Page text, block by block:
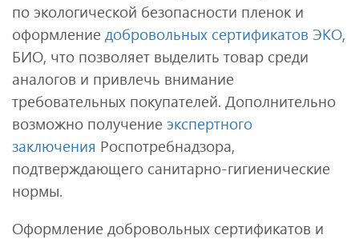
по экологической безопасности пленок и
оформление добровольных сертификатов ЭКО,
БИО, что позволяет выделить товар среди
аналогов и привлечь внимание
требовательных покупателей. Дополнительно
возможно получение экспертного
заключения Роспотребнадзора,
подтверждающего санитарно-гигиенические
нормы.
Оформление добровольных сертификатов и